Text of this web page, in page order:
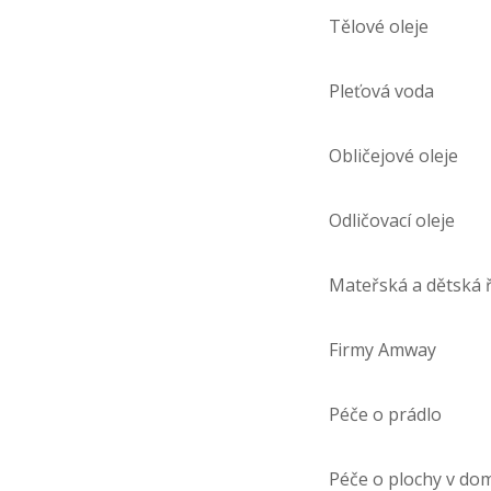
Tělové oleje
Pleťová voda
Obličejové oleje
Odličovací oleje
Mateřská a dětská
Firmy Amway
Péče o prádlo
Péče o plochy v